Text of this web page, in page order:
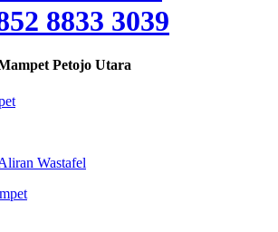
8833 3039
Petojo Utara
Wastafel